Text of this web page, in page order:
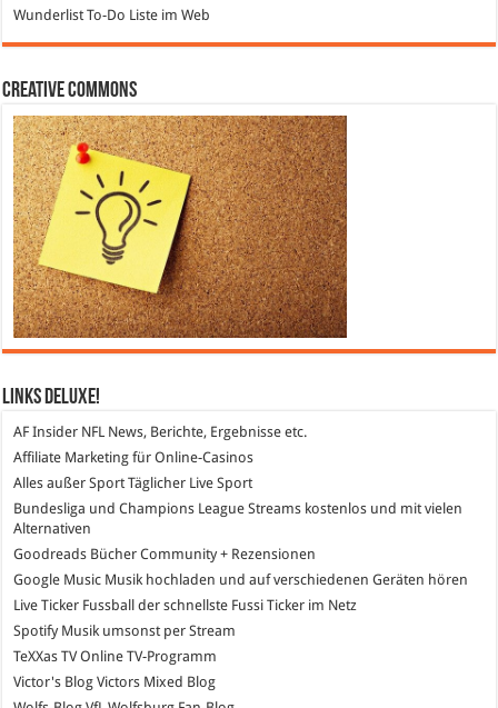
Wunderlist To-Do Liste im Web
Creative Commons
Links DeLuXe!
AF Insider NFL News, Berichte, Ergebnisse etc.
Affiliate Marketing für Online-Casinos
Alles außer Sport Täglicher Live Sport
Bundesliga und Champions League Streams kostenlos und mit vielen
Alternativen
Goodreads Bücher Community + Rezensionen
Google Music Musik hochladen und auf verschiedenen Geräten hören
Live Ticker Fussball der schnellste Fussi Ticker im Netz
SpotifyMusik umsonst per Stream
TeXXas TVOnline TV-Programm
Victor's Blog Victors Mixed Blog